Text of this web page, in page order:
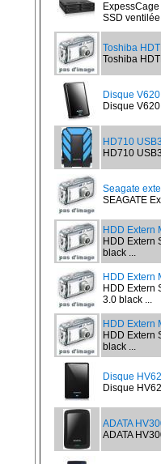
SSD
Toshiba
Toshiba
Disque
Disque
HD710
HD710
Seagate
SEAGATE
HDD Extern
HDD Extern
black ...
HDD Extern
HDD Extern
3.0 black ...
HDD Extern
HDD Extern
black ...
Disque
Disque
ADATA
ADATA